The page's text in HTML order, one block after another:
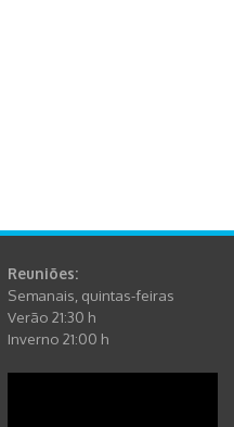
Reuniões:
Semanais, quintas-feiras
Verão 21:30 h
Inverno 21:00 h